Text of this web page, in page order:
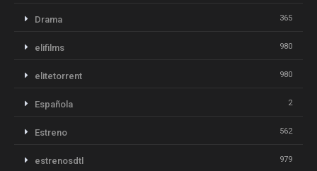
Drama 365
elifilms 980
elitetorrent 980
Española 2
Estreno 562
estrenosdtl 979